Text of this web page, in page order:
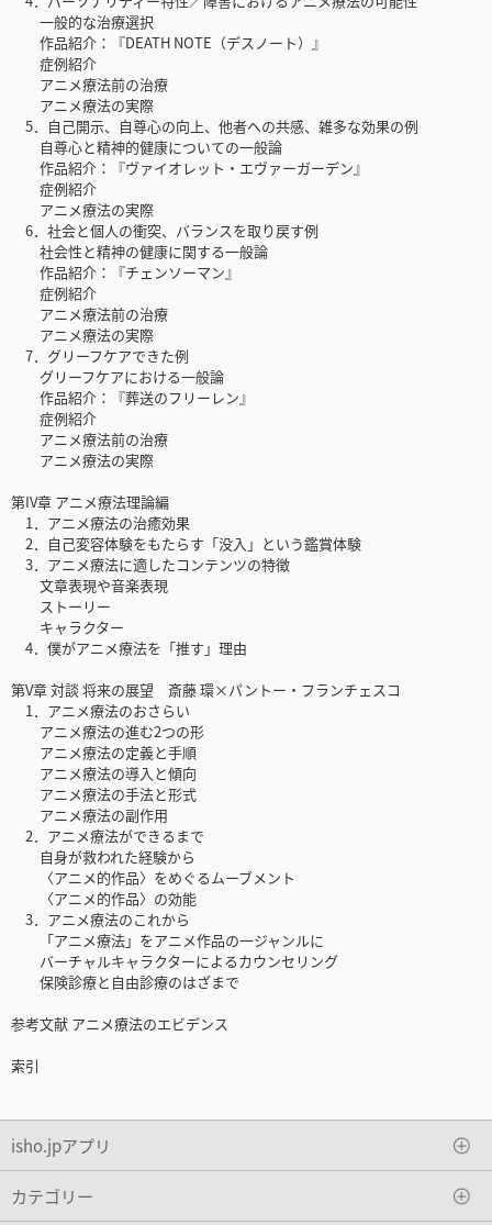
一般的な治療選択
作品紹介：『DEATH NOTE（デスノート）』
症例紹介
アニメ療法前の治療
アニメ療法の実際
5．自己開示、自尊心の向上、他者への共感、雑多な効果の例
自尊心と精神的健康についての一般論
作品紹介：『ヴァイオレット・エヴァーガーデン』
症例紹介
アニメ療法の実際
6．社会と個人の衝突、バランスを取り戻す例
社会性と精神の健康に関する一般論
作品紹介：『チェンソーマン』
症例紹介
アニメ療法前の治療
アニメ療法の実際
7．グリーフケアできた例
グリーフケアにおける一般論
作品紹介：『葬送のフリーレン』
症例紹介
アニメ療法前の治療
アニメ療法の実際
第IV章 アニメ療法理論編
1．アニメ療法の治癒効果
2．自己変容体験をもたらす「没入」という鑑賞体験
3．アニメ療法に適したコンテンツの特徴
文章表現や音楽表現
ストーリー
キャラクター
4．僕がアニメ療法を「推す」理由
第V章 対談 将来の展望 斎藤 環×パントー・フランチェスコ
1．アニメ療法のおさらい
アニメ療法の進む2つの形
アニメ療法の定義と手順
アニメ療法の導入と傾向
アニメ療法の手法と形式
アニメ療法の副作用
2．アニメ療法ができるまで
自身が救われた経験から
〈アニメ的作品〉をめぐるムーブメント
〈アニメ的作品〉の効能
3．アニメ療法のこれから
「アニメ療法」をアニメ作品の一ジャンルに
バーチャルキャラクターによるカウンセリング
保険診療と自由診療のはざまで
参考文献 アニメ療法のエビデンス
索引
isho.jpアプリ
カテゴリー